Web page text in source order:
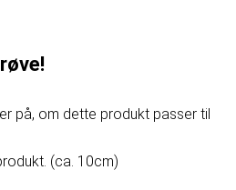
på, om dette produkt passer til
(ca. 10cm)